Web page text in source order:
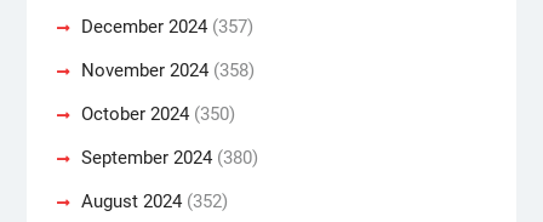
December 2024(357)
November 2024(358)
October 2024(350)
September 2024(380)
August 2024(352)